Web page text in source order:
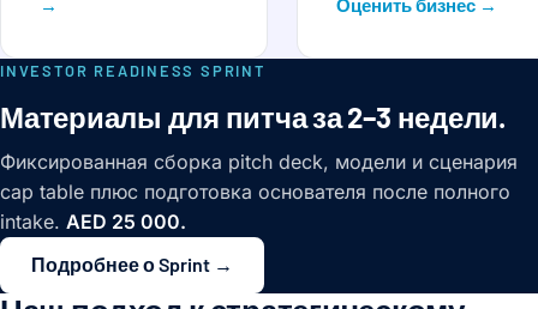
INVESTOR READINESS SPRINT
Материалы для питча за 2–3 недели.
Фиксированная сборка pitch deck, модели и сценария
cap table плюс подготовка основателя после полного
intake. AED 25 000.
Подробнее о Sprint →